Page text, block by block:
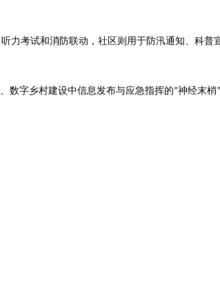
力考试和消防联动 ，社区则用于防汛通知、科普
数字乡村建设中信息发布与应急指挥的“神经末梢”